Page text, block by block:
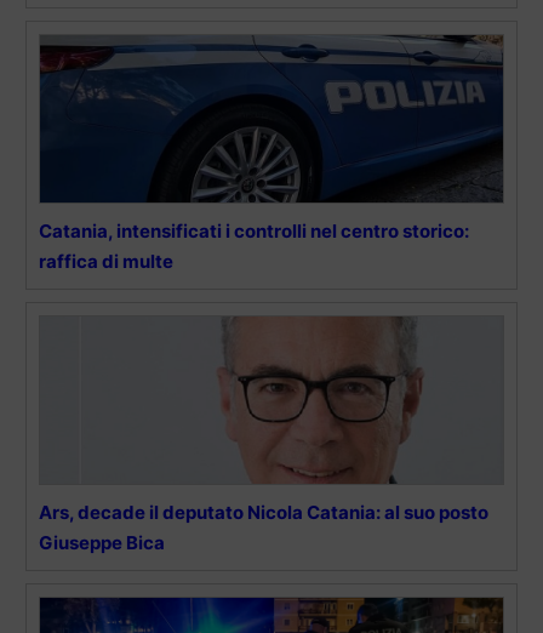
Catania, intensificati i controlli nel centro storico:
raffica di multe
Ars, decade il deputato Nicola Catania: al suo posto
Giuseppe Bica